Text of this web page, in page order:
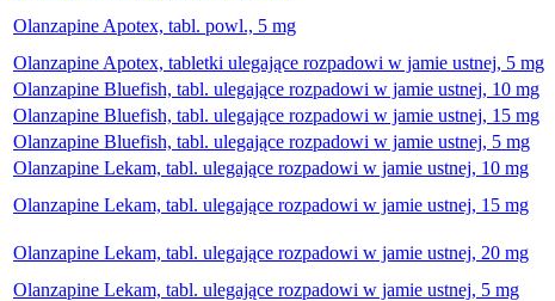
Olanzapine Apotex, tabl. powl., 5 mg
Olanzapine Apotex, tabletki ulegające rozpadowi w jamie ustnej, 5 mg
Olanzapine Bluefish, tabl. ulegające rozpadowi w jamie ustnej, 10 mg
Olanzapine Bluefish, tabl. ulegające rozpadowi w jamie ustnej, 15 mg
Olanzapine Bluefish, tabl. ulegające rozpadowi w jamie ustnej, 5 mg
Olanzapine Lekam, tabl. ulegające rozpadowi w jamie ustnej, 10 mg
Olanzapine Lekam, tabl. ulegające rozpadowi w jamie ustnej, 15 mg
Olanzapine Lekam, tabl. ulegające rozpadowi w jamie ustnej, 20 mg
Olanzapine Lekam, tabl. ulegające rozpadowi w jamie ustnej, 5 mg